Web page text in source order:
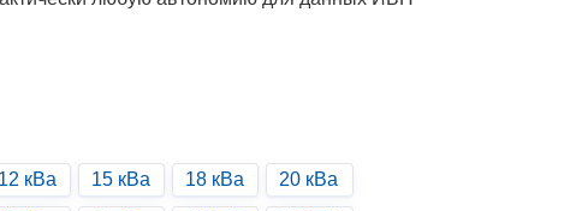
12 кВа 15 кВа 18 кВа 20 кВа